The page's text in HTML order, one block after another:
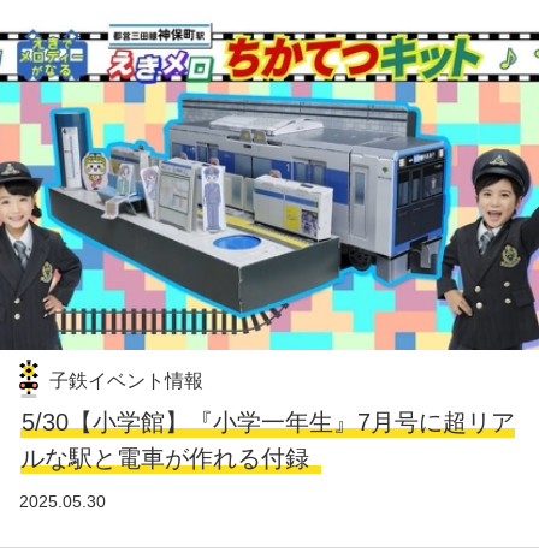
子鉄イベント情報
5/30【小学館】『小学一年生』7月号に超リア
ルな駅と電車が作れる付録
2025.05.30